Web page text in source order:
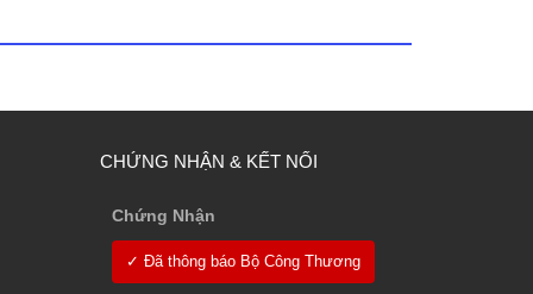
CHỨNG NHẬN & KẾT NỐI
Chứng Nhận
✓ Đã thông báo Bộ Công Thương